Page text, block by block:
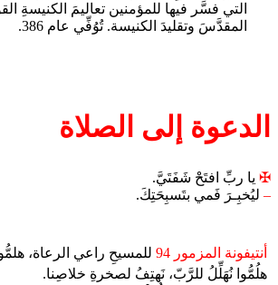
التي فسَّر فيها للمؤمنين تعاليمَ الكنيسةِ
المقدَّسَ وتقليدَ الكنيسة. تُوُفِّي عام 386.
الدعوة إلى الصلاة
✠ يا ربِّ افتَحْ شَفَتَيَّ.
– ليُخبِـرَ فَمي بتَسبِحَتِكَ.
أنتيفونة المزمور 94
للمسيحِ راعي الرعاة،
هلُمُّوا نُهَلِّلُ للرَّبّ، نَهتِفُ لصخرةِ خلاصِنا.